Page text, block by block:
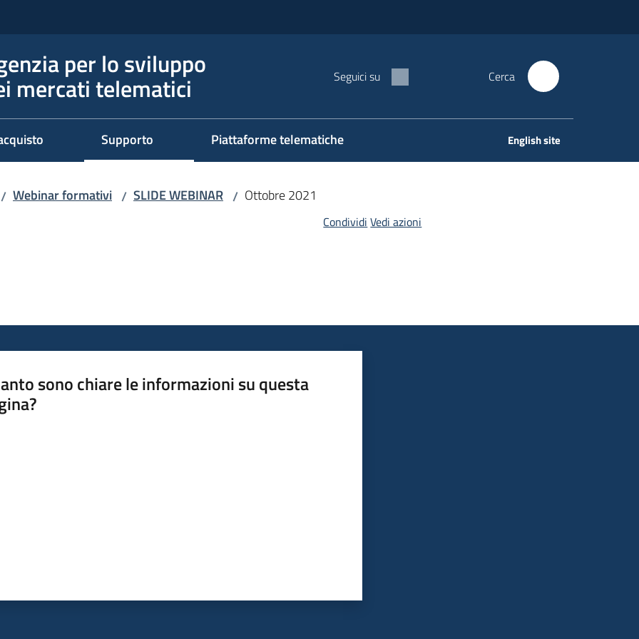
per lo sviluppo
mercati telematici Seguici su Cerca
Supporto Piattaforme telematiche English site
/ Webinar formativi / SLIDE WEBINAR / Ottobre 2021
Condividi Vedi azioni
sono chiare le informazioni su questa